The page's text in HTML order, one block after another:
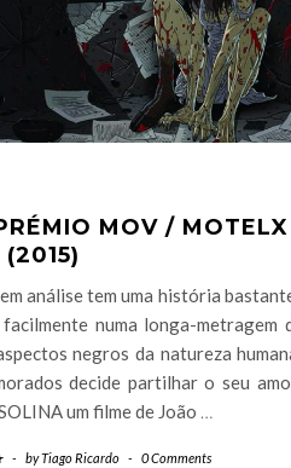
MOV /
análise tem uma história
numa longa-metragem
negros da natureza
decide partilhar o seu
um filme de João …
- byTiago Ricardo - 0 Comments